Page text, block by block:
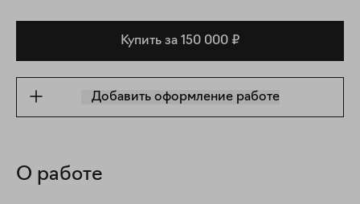
Купить за 150 000 ₽
Добавить оформление работе
О работе